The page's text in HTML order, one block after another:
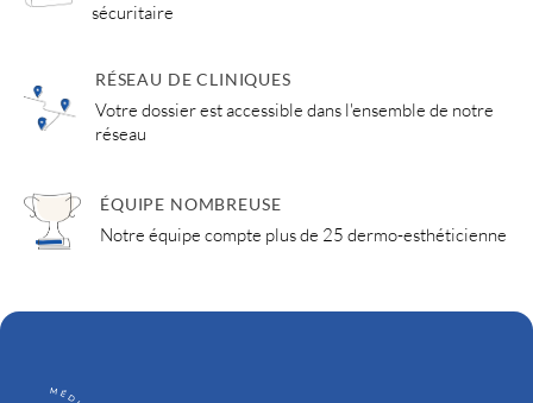
sécuritaire
RÉSEAU DE CLINIQUES
Votre dossier est accessible dans l'ensemble de notre
réseau
ÉQUIPE NOMBREUSE
Notre équipe compte plus de 25 dermo-esthéticienne